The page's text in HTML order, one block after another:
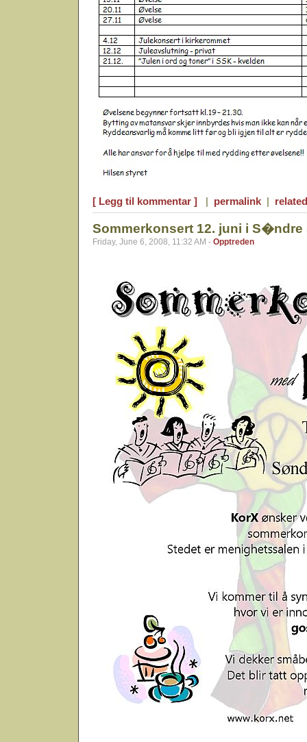
[ Legg til kommentar ] | permalink |
Sommerkonsert 12. juni i S�ndre
Friday, June 6, 2008, 11:32 AM - Opptreden